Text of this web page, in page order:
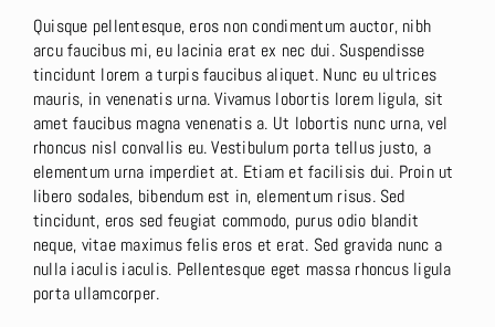
Quisque pellentesque, eros non condimentum auctor, nibh
arcu faucibus mi, eu lacinia erat ex nec dui. Suspendisse
tincidunt lorem a turpis faucibus aliquet. Nunc eu ultrices
mauris, in venenatis urna. Vivamus lobortis lorem ligula, sit
amet faucibus magna venenatis a. Ut lobortis nunc urna, vel
rhoncus nisl convallis eu. Vestibulum porta tellus justo, a
elementum urna imperdiet at. Etiam et facilisis dui. Proin ut
libero sodales, bibendum est in, elementum risus. Sed
tincidunt, eros sed feugiat commodo, purus odio blandit
neque, vitae maximus felis eros et erat. Sed gravida nunc a
nulla iaculis iaculis. Pellentesque eget massa rhoncus ligula
porta ullamcorper.